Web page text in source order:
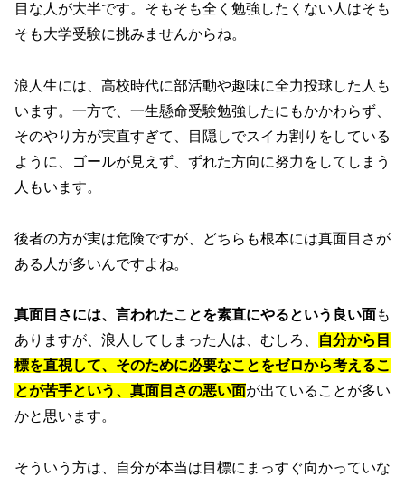
目な人が大半です。そもそも全く勉強したくない人はそも
そも大学受験に挑みませんからね。
浪人生には、高校時代に部活動や趣味に全力投球した人も
います。一方で、一生懸命受験勉強したにもかかわらず、
そのやり方が実直すぎて、目隠しでスイカ割りをしている
ように、ゴールが見えず、ずれた方向に努力をしてしまう
人もいます。
後者の方が実は危険ですが、どちらも根本には真面目さが
ある人が多いんですよね。
真面目さには、言われたことを素直にやるという良い面 も
ありますが、浪人してしまった人は、むしろ、
自分から目
標を直視して、そのために必要なことをゼロから考えるこ
とが苦手という、真面目さの悪い面が出ていることが多い
かと思います。
そういう方は、自分が本当は目標にまっすぐ向かっていな